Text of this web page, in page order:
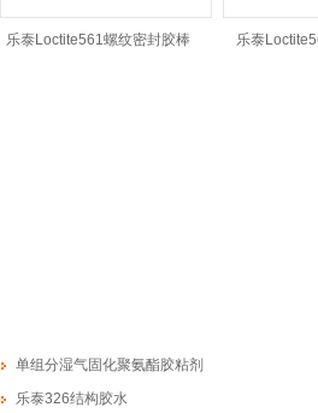
乐泰Loctite561螺纹密封胶棒 乐泰
单组分湿气固化聚氨酯胶粘剂
乐泰326结构胶水